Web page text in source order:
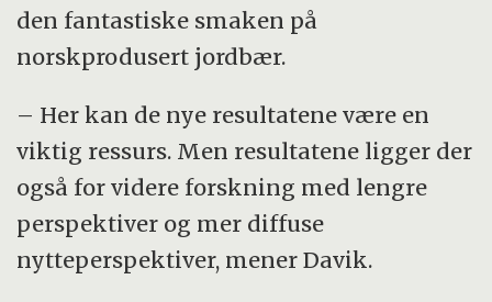
den fantastiske smaken på
norskprodusert jordbær.
– Her kan de nye resultatene være en
viktig ressurs. Men resultatene ligger der
også for videre forskning med lengre
perspektiver og mer diffuse
nytteperspektiver, mener Davik.